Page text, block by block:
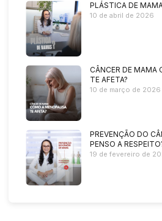
PLÁSTICA DE
10 de abril de 2026
CÂNCER DE MAMA
TE AFETA?
10 de março de 2026
PREVENÇÃO DO
PENSO A
19 de fevereiro de